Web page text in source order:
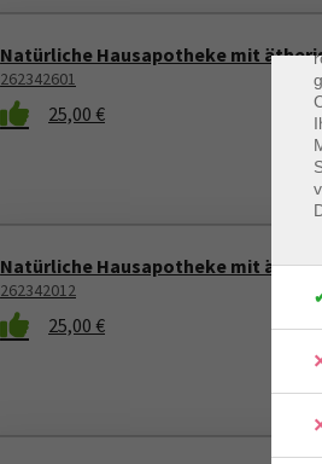
Natürliche Hausapotheke mit
262342601
25,00 €
Natürliche Hausapotheke mit
262342012
25,00 €